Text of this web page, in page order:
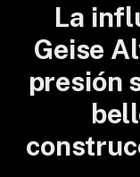
La
Geise
presión